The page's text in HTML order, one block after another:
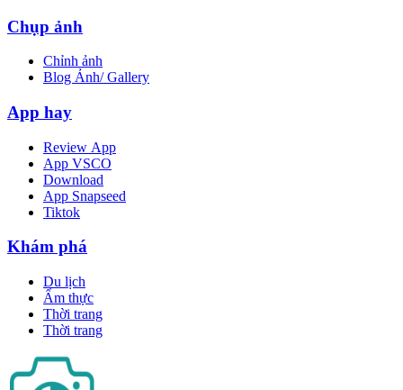
Chụp ảnh
Chỉnh ảnh
Blog Ảnh/ Gallery
App hay
Review App
App VSCO
Download
App Snapseed
Tiktok
Khám phá
Du lịch
Ẩm thực
Thời trang
Thời trang